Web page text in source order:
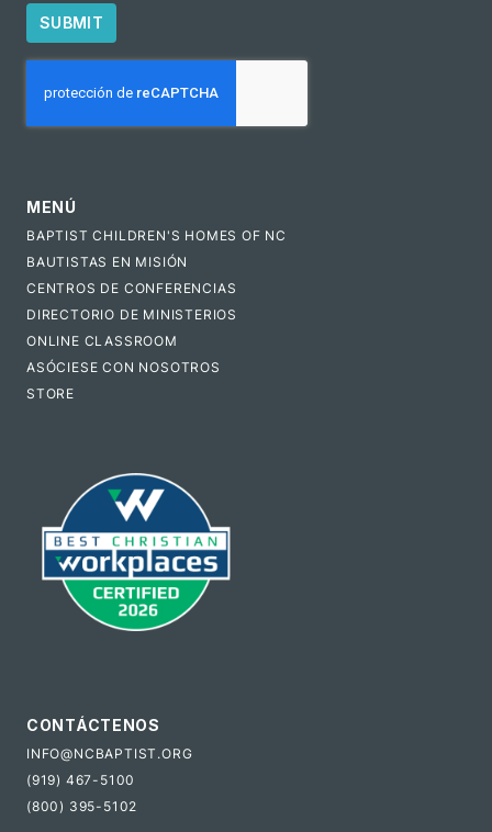
SUBMIT
MENÚ
BAPTIST CHILDREN'S HOMES OF NC
BAUTISTAS EN MISIÓN
CENTROS DE CONFERENCIAS
DIRECTORIO DE MINISTERIOS
ONLINE CLASSROOM
ASÓCIESE CON NOSOTROS
STORE
CONTÁCTENOS
INFO@NCBAPTIST.ORG
(919) 467-5100
(800) 395-5102